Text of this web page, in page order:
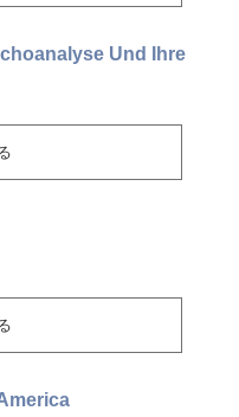
Und Ihre